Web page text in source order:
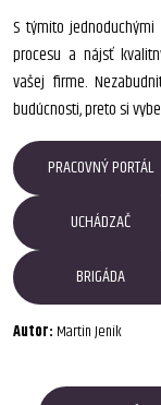
S týmito
procesu a nájsť
vašej firme.
budúcnosti, preto si
PRACOVNÝ PORTÁL
UCHÁDZAČ
BRIGÁDA
Autor: Martin Jeník